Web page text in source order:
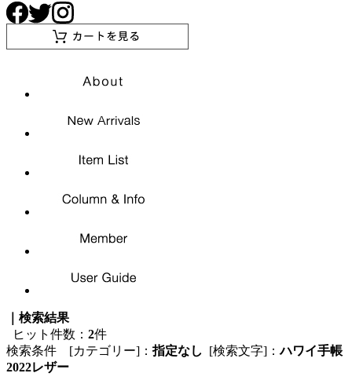
｜検索結果
ヒット件数： 2件
検索条件 [カテゴリー]：指定なし [検索文字]：ハワイ手帳
2022レザー